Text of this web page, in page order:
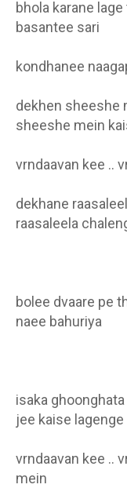
bhola karane
basantee sari
kondhanee
dekhen sheeshe
sheeshe mein
vrndaavan kee ..
dekhane
raasaleela
bolee dvaare pe
naee bahuriya
isaka
jee kaise lagenge
vrndaavan kee ..
mein